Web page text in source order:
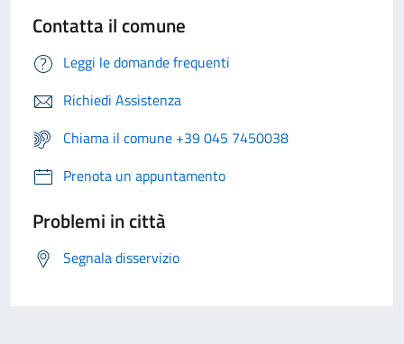
Contatta il comune
Leggi le domande frequenti
Richiedi Assistenza
Chiama il comune +39 045 7450038
Prenota un appuntamento
Problemi in città
Segnala disservizio